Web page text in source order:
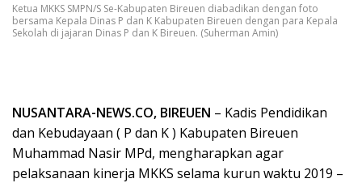
Ketua MKKS SMPN/S Se-Kabupaten Bireuen diabadikan dengan foto
bersama Kepala Dinas P dan K Kabupaten Bireuen dengan para Kepala
Sekolah di jajaran Dinas P dan K Bireuen. (Suherman Amin)
NUSANTARA-NEWS.CO, BIREUEN – Kadis Pendidikan
dan Kebudayaan ( P dan K ) Kabupaten Bireuen
Muhammad Nasir MPd, mengharapkan agar
pelaksanaan kinerja MKKS selama kurun waktu 2019 –